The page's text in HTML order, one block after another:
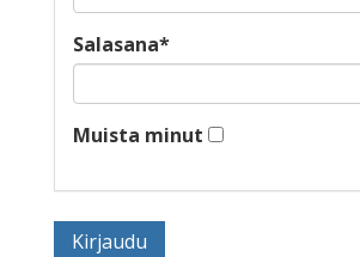
Salasana*
Muista minut